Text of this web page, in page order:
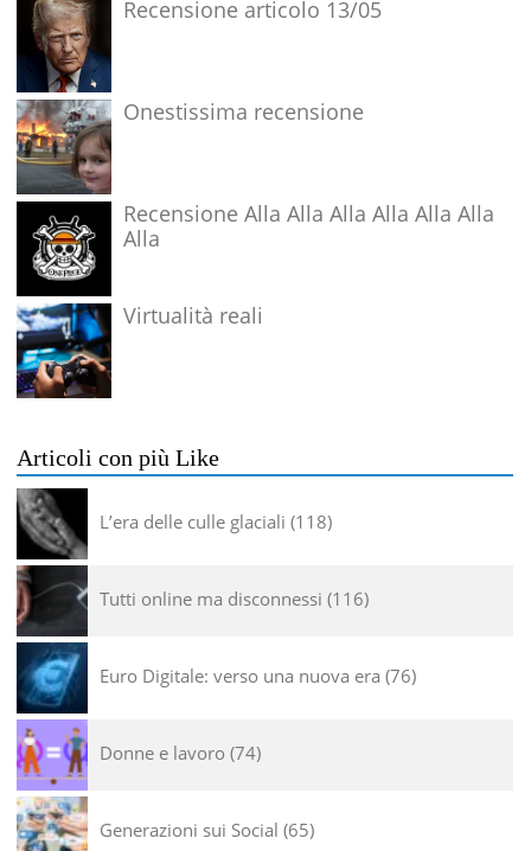
Recensione articolo 13/05
Onestissima recensione
Recensione Alla Alla Alla Alla Alla Alla
Alla
Virtualità reali
Articoli con più Like
L’era delle culle glaciali 118
Tutti online ma disconnessi 116
Euro Digitale: verso una nuova era 76
Donne e lavoro 74
Generazioni sui Social 65